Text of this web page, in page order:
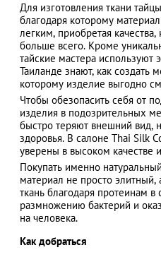
Для изготовления ткани
благодаря которому
легким, приобретая
больше всего. Кроме
тайские мастера используют
Таиланде знают, как создать
которому изделие выгодно
Чтобы обезопасить себя от
изделия в подозрительных
быстро теряют внешний вид,
здоровья. В салоне Thai Silk
уверены в высоком качестве
Покупать именно
материал не просто
ткань благодаря протеинам в
размножению бактерий и
на человека.
Как добраться